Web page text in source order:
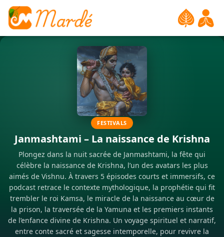
FESTIVALS
Janmashtami – La naissance de Krishna
Plongez dans la nuit sacrée de Janmashtami, la fête qui
célèbre la naissance de Krishna, l’un des avatars les plus
aimés de Vishnu. À travers 5 épisodes courts et immersifs, ce
podcast retrace le contexte mythologique, la prophétie qui fit
trembler le roi Kamsa, le miracle de la naissance au cœur de
la prison, la traversée de la Yamuna et les premiers instants
de l’enfance divine de Krishna. Un voyage spirituel et narratif,
entre conte sacré et sagesse intemporelle, pour revivre la